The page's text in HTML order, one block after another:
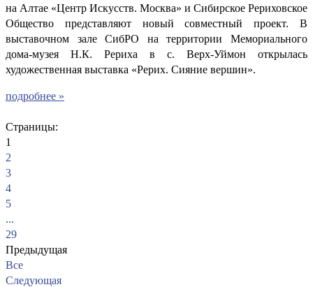
на Алтае «Центр Искусств. Москва» и Сибирское Рериховское
Общество представляют новый совместный проект. В
выставочном зале СибРО на территории Мемориального
дома-музея Н.К. Рериха в с. Верх-Уймон открылась
художественная выставка «Рерих. Сияние вершин».
подробнее »
Страницы:
1
2
3
4
5
...
29
Предыдущая
Все
Следующая